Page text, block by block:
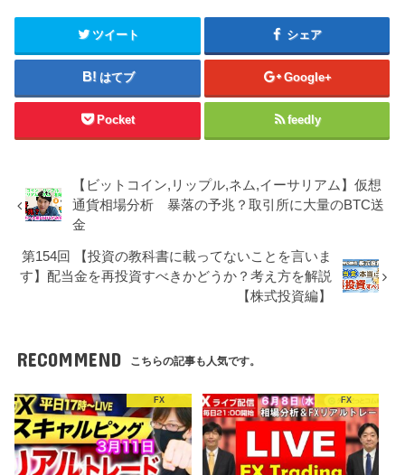
ツイート シェア
はてブ Google+
Pocket feedly
【ビットコイン,リップル,ネム,イーサリアム】仮想
通貨相場分析 暴落の予兆？取引所に大量のBTC送
金
第154回 【投資の教科書に載ってないことを言いま
す】配当金を再投資すべきかどうか？考え方を解説
【株式投資編】
RECOMMEND こちらの記事も人気です。
FX FX